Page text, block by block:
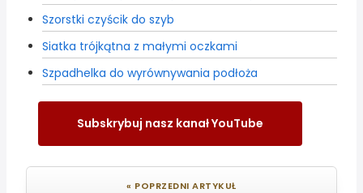
Szorstki czyścik do szyb
Siatka trójkątna z małymi oczkami
Szpadhelka do wyrównywania podłoża
Subskrybuj nasz kanał YouTube
« POPRZEDNI ARTYKUŁ